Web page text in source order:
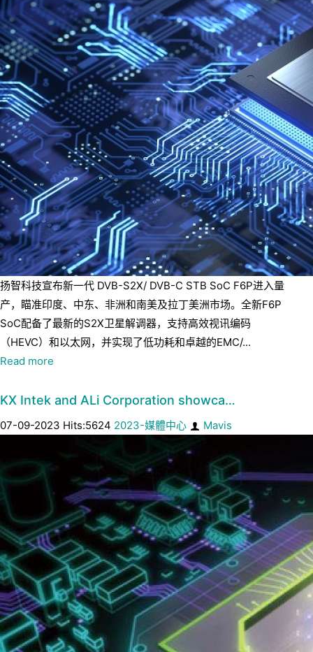
扬智科技宣布新一代 DVB-S2X/ DVB-C STB SoC F6P进入量
产，瞄准印度、中东、非洲和南美及拉丁美洲市场。全新F6P
SoC配备了最新的S2X卫星解调器，支持高效视讯编码
（HEVC）和以太网，并实现了低功耗和卓越的EMC/...
Read more
KX Intek and ALi Corporation showca…
07-09-2023 Hits:5624 2023-媒體中心 Mavis